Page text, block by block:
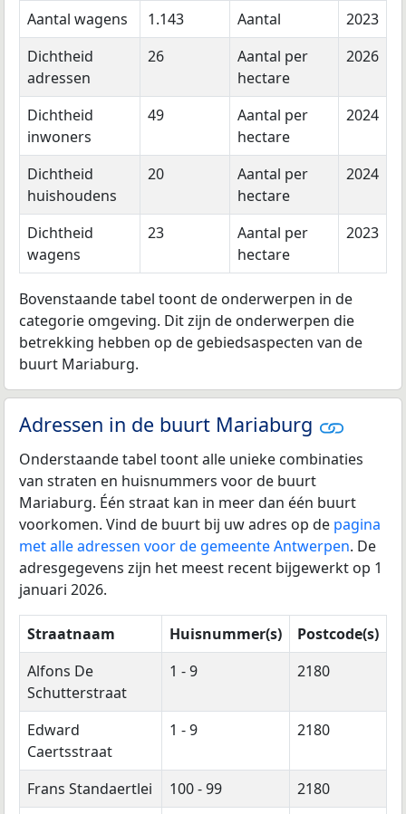
Aantal wagens 1.143 Aantal
2023
Dichtheid
adressen
26
Aantal per
hectare
2026
Dichtheid
inwoners
49
Aantal per
hectare
2024
Dichtheid
huishoudens
20
Aantal per
hectare
2024
Dichtheid
wagens
23
Aantal per
hectare
2023
Bovenstaande tabel toont de onderwerpen in de
categorie omgeving. Dit zijn de onderwerpen die
betrekking hebben op de gebiedsaspecten van de
buurt Mariaburg.
Adressen in de buurt Mariaburg
Onderstaande tabel toont alle unieke combinaties
van straten en huisnummers voor de buurt
Mariaburg. Één straat kan in meer dan één buurt
voorkomen. Vind de buurt bij uw adres op de pagina
met alle adressen voor de gemeente Antwerpen. De
adresgegevens zijn het meest recent bijgewerkt op 1
januari 2026.
Straatnaam Huisnummer(s)
Postcode(s)
Alfons De
Schutterstraat
1 - 9 2180
Edward
Caertsstraat
1 - 9 2180
Frans Standaertlei 100 - 99
2180